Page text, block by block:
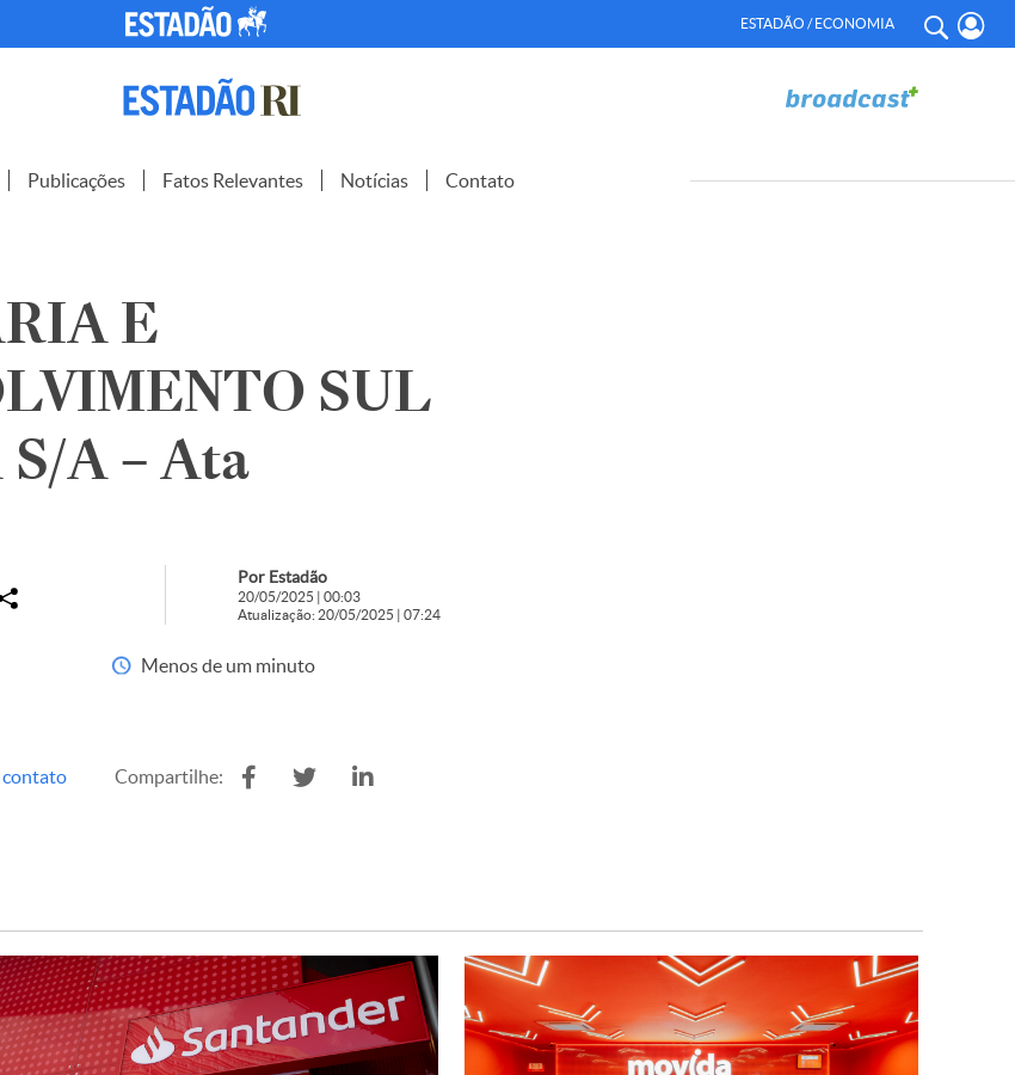
ESTADÃO / ECONOMIA
Publicações Fatos Relevantes Notícias Contato
E
SUL
A – Ata
Por Estadão
20/05/2025 | 00:03
Atualização: 20/05/2025 | 07:24
Menos de um minuto
contato Compartilhe: